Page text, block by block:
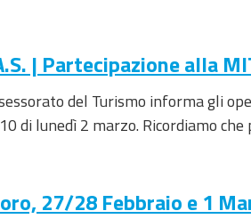
| Partecipazione alla
del Turismo informa gli
di lunedì 2 marzo. Ricordiamo
27/28 Febbraio e 1